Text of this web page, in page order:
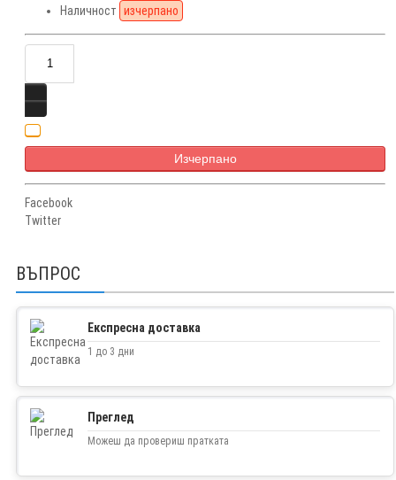
Наличност изчерпано
Изчерпано
Facebook
Twitter
ВЪПРОС
Експресна доставка
1 до 3 дни
Преглед
Можеш да провериш пратката